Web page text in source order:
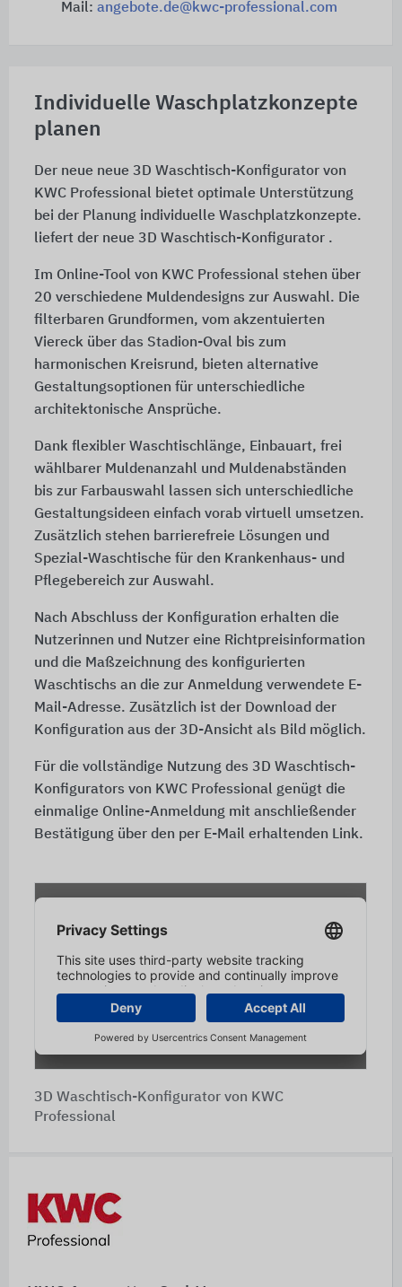
Mail: angebote.de@kwc-professional.com
Individuelle Waschplatzkonzepte
planen
Der neue neue 3D Waschtisch-Konfigurator von
KWC Professional bietet optimale Unterstützung
bei der Planung individuelle Waschplatzkonzepte.
liefert der neue 3D Waschtisch-Konfigurator .
Im Online-Tool von KWC Professional stehen über
20 ver­schiedene Muldendesigns zur Auswahl. Die
filterbaren Grundformen, vom akzentuierten
Viereck über das Stadion-Oval bis zum
harmonischen Kreisrund, bieten alternative
Gestaltungsoptionen für unterschiedliche
architektonische Ansprüche.
Dank flexibler Waschtischlänge, Einbauart, frei
wählbarer Muldenanzahl und Mulden­ab­ständen
bis zur Farbauswahl lassen sich unterschiedliche
Gestaltungsideen einfach vorab virtuell umsetzen.
Zusätzlich stehen barrierefreie Lösungen und
Spezial-Waschtische für den Krankenhaus- und
Pflegebereich zur Auswahl.
Nach Abschluss der Konfiguration erhalten die
Nutzerinnen und Nutzer eine Richtpreisinformation
und die Maßzeichnung des konfigurierten
Waschtischs an die zur Anmeldung verwendete E-
Mail-Adresse. Zusätzlich ist der Download der
Konfiguration aus der 3D-Ansicht als Bild möglich.
Für die vollständige Nutzung des 3D Waschtisch-
Konfigurators von KWC Professional genügt die
einmalige Online-Anmeldung mit anschließender
Bestätigung über den per E-Mail erhaltenden Link.
3D Waschtisch-Konfigurator von KWC
Professional
Schnelleinstiege